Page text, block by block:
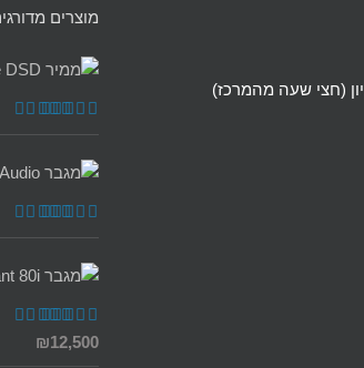
מוצרים
דורג5.00
דורג5.00
דורג 5.00
₪12,500